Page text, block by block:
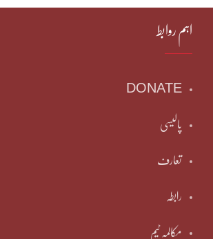
اہم روابط
DONATE
پالیسی
تعارف
رابطہ
مکالمہ ٹیم